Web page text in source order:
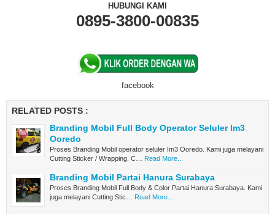
HUBUNGI KAMI
0895-3800-00835
facebook
RELATED POSTS :
Branding Mobil Full Body Operator Seluler Im3
Ooredo
Proses Branding Mobil operator seluler Im3 Ooredo. Kami juga melayani
Cutting Sticker / Wrapping. C…
Read More...
Branding Mobil Partai Hanura Surabaya
Proses Branding Mobil Full Body & Color Partai Hanura Surabaya. Kami
juga melayani Cutting Stic…
Read More...